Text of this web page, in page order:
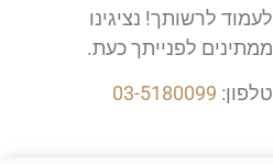
לעמוד לרשותך! נציגינו
ממתינים לפנייתך כעת.
טלפון: 03-5180099